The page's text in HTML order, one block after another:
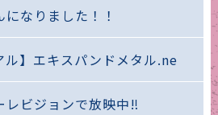
なりました！！
ル】エキスパンドメタル.ne
レビジョンで放映中‼